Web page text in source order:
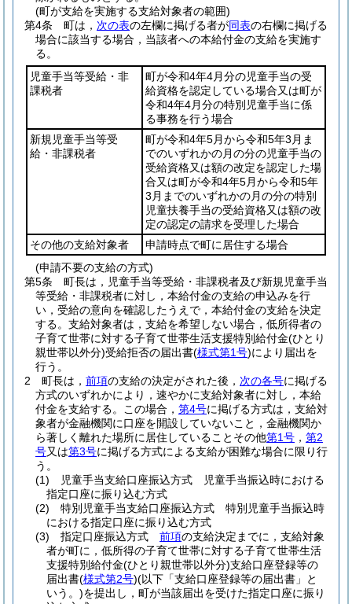
(町が支給を実施する支給対象者の範囲)
第4条
町は， 次の表の左欄に掲げる者が同表の右欄に掲げる
場合に該当する場合，当該者への本給付金の支給を実施す
る。
児童手当等受給・非
課税者
町が令和4年4月分の児童手当の受
給資格を認定している場合又は町が
令和4年4月分の特別児童手当に係
る事務を行う場合
新規児童手当等受
給・非課税者
町が令和4年5月から令和5年3月ま
でのいずれかの月の分の児童手当の
受給資格又は額の改定を認定した場
合又は町が令和4年5月から令和5年
3月までのいずれかの月の分の特別
児童扶養手当の受給資格又は額の改
定の認定の請求を受理した場合
その他の支給対象者
申請時点で町に居住する場合
(申請不要の支給の方式)
第5条
町長は，児童手当等受給・非課税者及び新規児童手当
等受給・非課税者に対し，本給付金の支給の申込みを行
い，受給の意向を確認したうえで，本給付金の支給を決定
する。 支給対象者は，支給を希望しない場合，低所得者の
子育て世帯に対する子育て世帯生活支援特別給付金(ひとり
親世帯以外分)受給拒否の届出書(様式第1号)により届出を
行う。
2
町長は， 前項の支給の決定がされた後， 次の各号に掲げる
方式のいずれかにより，速やかに支給対象者に対し，本給
付金を支給する。
この場合， 第4号に掲げる方式は，支給対
象者が金融機関に口座を開設していないこと，金融機関か
ら著しく離れた場所に居住していることその他第1号 ， 第2
号又は第3号に掲げる方式による支給が困難な場合に限り行
う。
(1)
児童手当支給口座振込方式 児童手当振込時における
指定口座に振り込む方式
(2)
特別児童手当支給口座振込方式 特別児童手当振込時
における指定口座に振り込む方式
(3)
指定口座振込方式 前項の支給決定までに，支給対象
者が町に，低所得の子育て世帯に対する子育て世帯生活
支援特別給付金(ひとり親世帯以外分)支給口座登録等の
届出書(様式第2号)(以下「支給口座登録等の届出書」と
いう。)を提出し，町が当該届出を受けた指定口座に振り